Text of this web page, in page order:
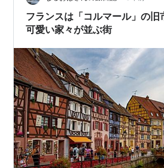
指す〉※という。 ディズニーランド
フランスは「コルマール」の旧
可愛い家々が並ぶ街